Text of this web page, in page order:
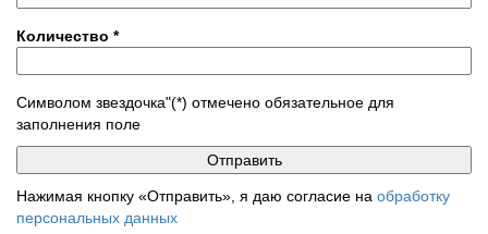
Количество *
Символом звездочка"(*) отмечено обязательное для
заполнения поле
Нажимая кнопку «Отправить», я даю согласие на обработку
персональных данных